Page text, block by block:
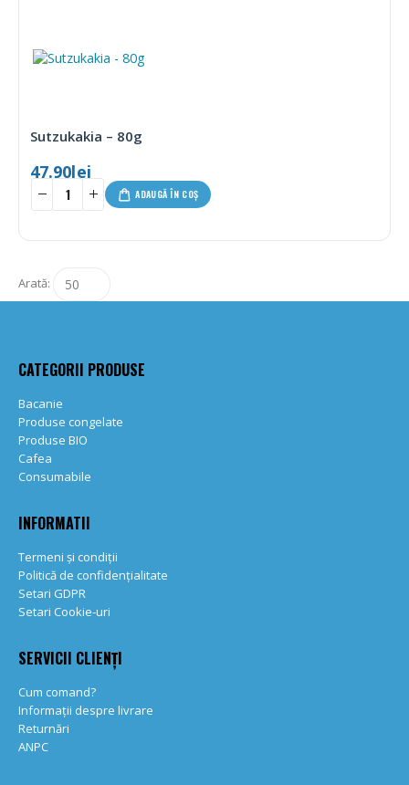
Sutzukakia – 80g
47.90lei
ADAUGĂ ÎN COȘ
Arată:
CATEGORII PRODUSE
Bacanie
Produse congelate
Produse BIO
Cafea
Consumabile
INFORMATII
Termeni și condiții
Politică de confidențialitate
Setari GDPR
Setari Cookie-uri
SERVICII CLIENȚI
Cum comand?
Informații despre livrare
Returnări
ANPC